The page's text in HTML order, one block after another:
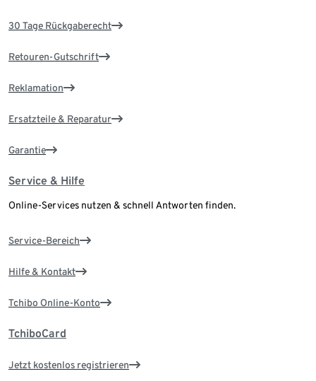
30 Tage Rückgaberecht
Retouren-Gutschrift
Reklamation
Ersatzteile & Reparatur
Garantie
Service & Hilfe
Online-Services nutzen & schnell Antworten finden.
Service-Bereich
Hilfe & Kontakt
Tchibo Online-Konto
TchiboCard
Jetzt kostenlos registrieren